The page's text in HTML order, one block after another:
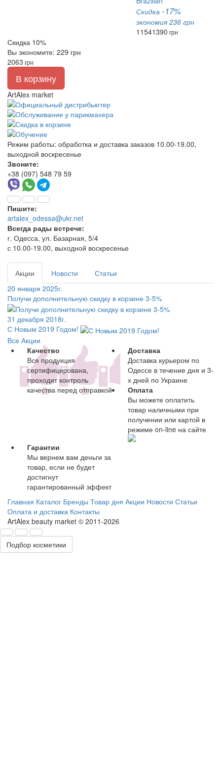
Скидка-17%
экономия 236 грн
11541390 грн
Скидка 10%
Вы экономите: 229 грн
2063 грн
В корзину
ArtAlex market
Режим работы: обработка и доставка заказов 10.00-19.00,
выходной воскресенье
Звоните:
+38 (097) 548 79 59
Пишите:
artalex_odessa@ukr.net
Всегда рады встрече:
г. Одесса, ул. Базарная, 5/4
с 10.00-19.00, выходной воскресенье
Акции Новости
Статьи
20 января 2025г.
Получи дополнительную скидку в корзине 3-5%
31 декабря 2018г.
С Новым 2019 Годом!
Все Акции
Качество
Вся продукция
сертифицирована,
проходит контроль
качества перед отправкой
Доставка
Доставка курьером по
Одессе в течение дня и 3-
х дней по Украине
Оплата
Вы можете оплатить
товар наличными при
получении или картой в
режиме on-line на сайте
Гарантии
Мы вернем вам деньги за
товар, если не будет
достигнут
гарантированный эффект
Главная Каталог Бренды Товар дня Акции Новости Статьи
Оплата и доставка Контакты
ArtAlex beauty market © 2011-2026
Подбор косметики